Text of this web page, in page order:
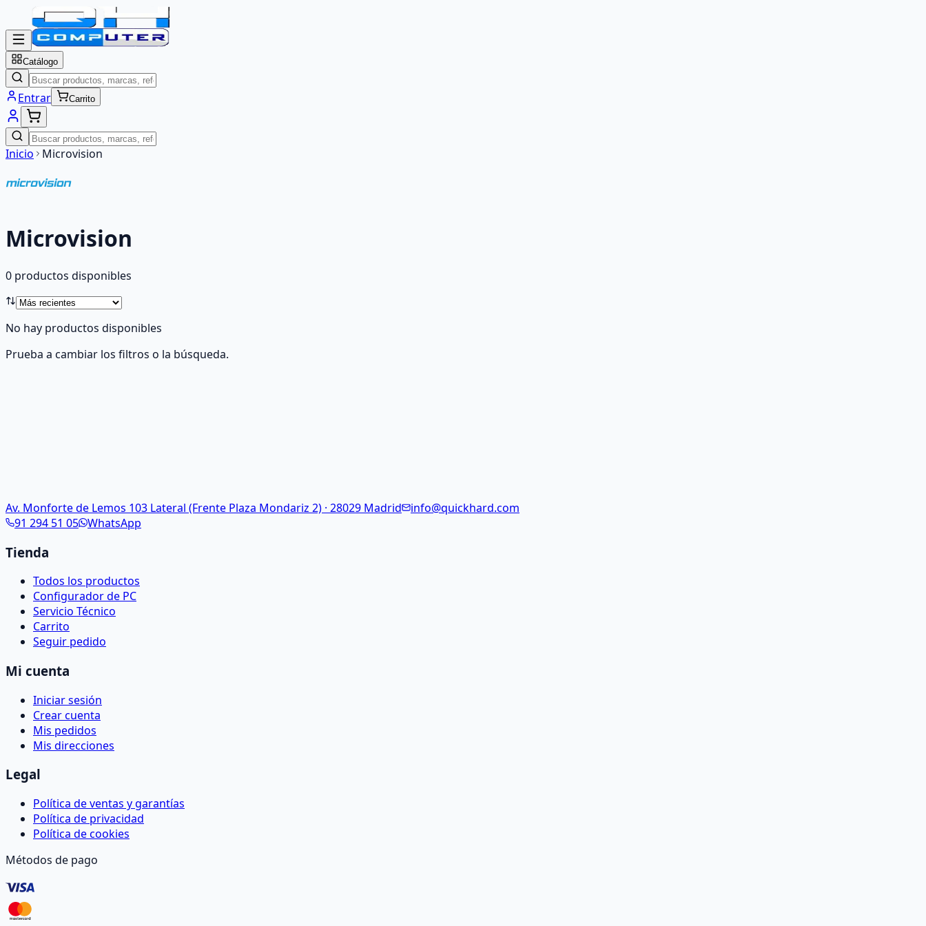
Catálogo
Entrar Carrito
Inicio Microvision
Microvision
0 productos disponibles
No hay productos disponibles
Prueba a cambiar los filtros o la búsqueda.
Av. Monforte de Lemos 103 Lateral (Frente Plaza Mondariz 2) · 28029 Madrid
info@quickhard.com
91 294 51 05 WhatsApp
Tienda
Todos los productos
Configurador de PC
Servicio Técnico
Carrito
Seguir pedido
Mi cuenta
Iniciar sesión
Crear cuenta
Mis pedidos
Mis direcciones
Legal
Política de ventas y garantías
Política de privacidad
Política de cookies
Métodos de pago